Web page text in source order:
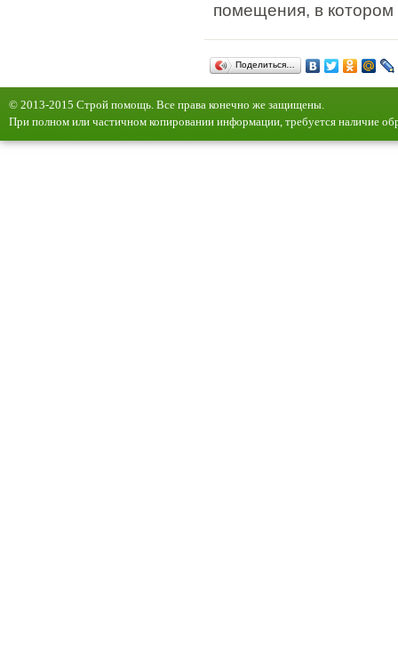
помещения, в
Поделиться…
© 2013-2015 Строй помощь. Все права конечно же защищены.
При полном или частичном копировании информации, требуется наличие